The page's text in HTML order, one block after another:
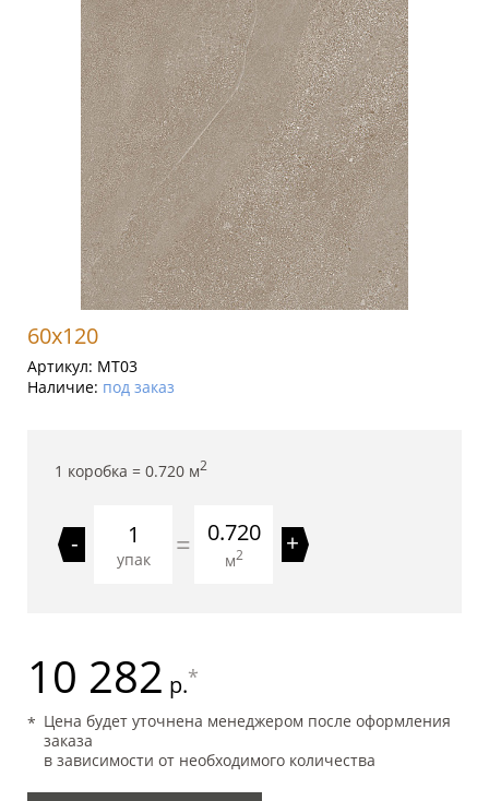
60x120
Артикул: MT03
Наличие: под заказ
1 коробка = 0.720 м2
-
упак = 0.720
м2 +
10 282 р.*
Цена будет уточнена менеджером после оформления
заказа
в зависимости от необходимого количества